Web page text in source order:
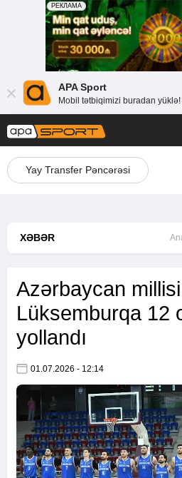
APA Sport
Mobil tətbiqimizi buradan yüklə!
Yay Transfer Pəncərəsi
XƏBƏR
Azərbaycan millisi
Lüksemburqa 12
yollandı
01.07.2026 - 12:14